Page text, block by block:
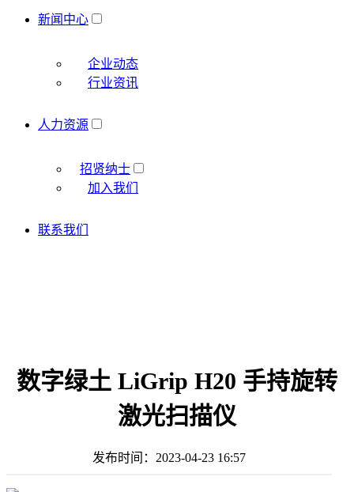
新闻中心
企业动态
行业资讯
人力资源
招贤纳士
加入我们
联系我们
数字绿土 LiGrip H20 手持旋转
激光扫描仪
发布时间： 2023-04-23 16:57